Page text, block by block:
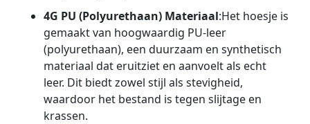
4G PU (Polyurethaan) Materiaal:Het hoesje is
gemaakt van hoogwaardig PU-leer
(polyurethaan), een duurzaam en synthetisch
materiaal dat eruitziet en aanvoelt als echt
leer. Dit biedt zowel stijl als stevigheid,
waardoor het bestand is tegen slijtage en
krassen.